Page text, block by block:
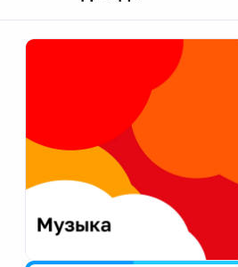
Апатиты
Екатеринбург
Калининград
Калуга